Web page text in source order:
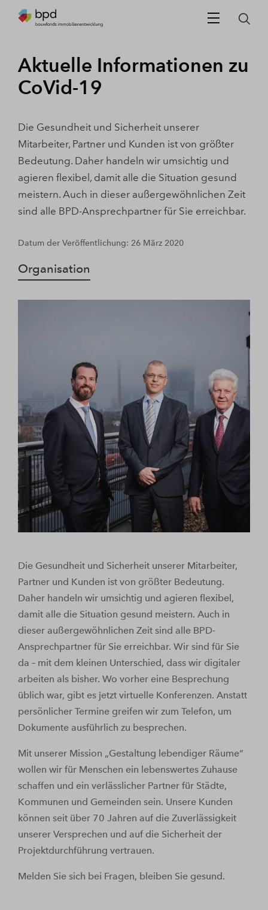
Aktuelle Informationen zu
CoVid-19
Die Gesundheit und Sicherheit unserer
Mitarbeiter, Partner und Kunden ist von größter
Bedeutung. Daher handeln wir umsichtig und
agieren flexibel, damit alle die Situation gesund
meistern. Auch in dieser außergewöhnlichen Zeit
sind alle BPD-Ansprechpartner für Sie erreichbar.
Datum der Veröffentlichung: 26 März 2020
Organisation
Die Gesundheit und Sicherheit unserer Mitarbeiter,
Partner und Kunden ist von größter Bedeutung.
Daher handeln wir umsichtig und agieren flexibel,
damit alle die Situation gesund meistern. Auch in
dieser außergewöhnlichen Zeit sind alle BPD-
Ansprechpartner für Sie erreichbar. Wir sind für Sie
da – mit dem kleinen Unterschied, dass wir digitaler
arbeiten als bisher. Wo vorher eine Besprechung
üblich war, gibt es jetzt virtuelle Konferenzen. Anstatt
persönlicher Termine greifen wir zum Telefon, um
Dokumente ausführlich zu besprechen.
Mit unserer Mission „Gestaltung lebendiger Räume“
wollen wir für Menschen ein lebenswertes Zuhause
schaffen und ein verlässlicher Partner für Städte,
Kommunen und Gemeinden sein. Unsere Kunden
können seit über 70 Jahren auf die Zuverlässigkeit
unserer Versprechen und auf die Sicherheit der
Projektdurchführung vertrauen.
Melden Sie sich bei Fragen, bleiben Sie gesund.